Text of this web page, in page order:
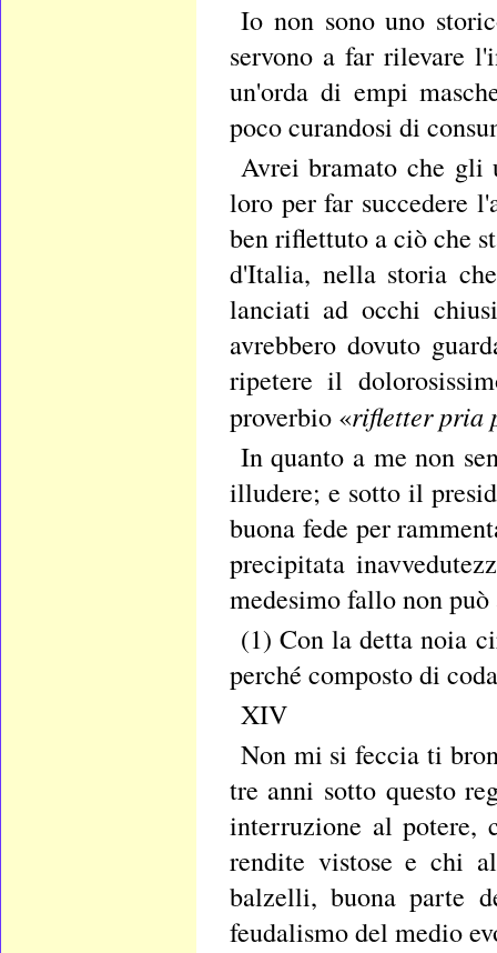
Io non sono uno
servono a far rilevare
un'orda di empi
poco curandosi di
Avrei bramato che gli
loro per far succedere
ben riflettuto a ciò che
d'Italia, nella storia
lanciati ad occhi
avrebbero dovuto
ripetere il
proverbio «rifletter pria
In quanto a me non
illudere; e sotto il
buona fede per
precipitata
medesimo fallo non
(1) Con la detta noia
perché composto di
XIV
Non mi si feccia ti
tre anni sotto questo
interruzione al potere,
rendite vistose e chi
balzelli, buona parte
feudalismo del medio